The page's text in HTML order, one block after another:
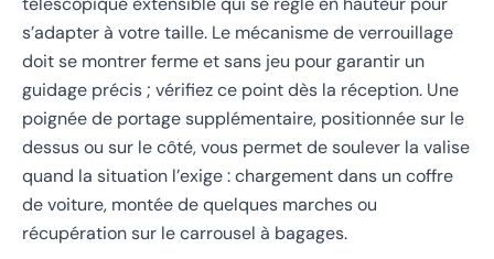
s’adapter à votre taille. Le mécanisme de verrouillage
doit se montrer ferme et sans jeu pour garantir un
guidage précis ; vérifiez ce point dès la réception. Une
poignée de portage supplémentaire, positionnée sur le
dessus ou sur le côté, vous permet de soulever la valise
quand la situation l’exige : chargement dans un coffre
de voiture, montée de quelques marches ou
récupération sur le carrousel à bagages.